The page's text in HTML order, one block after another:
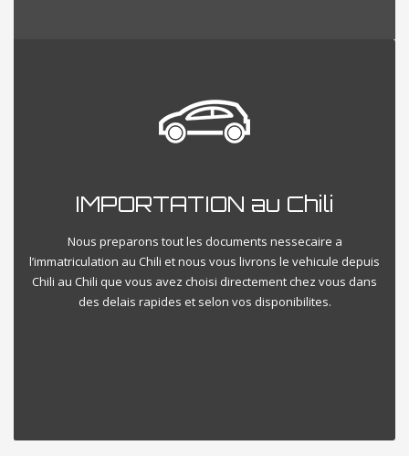
IMPORTATION au Chili
Nous preparons tout les documents nessecaire a
l’immatriculation au Chili et nous vous livrons le vehicule depuis
Chili au Chili que vous avez choisi directement chez vous dans
des delais rapides et selon vos disponibilites.